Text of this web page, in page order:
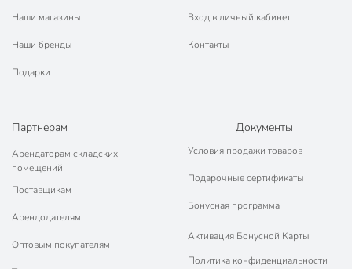
Наши магазины
Наши бренды
Подарки
Вход в личный кабинет
Контакты
Партнерам
Арендаторам складских
помещений
Поставщикам
Арендодателям
Оптовым покупателям
Документы
Условия продажи товаров
Подарочные сертификаты
Бонусная программа
Активация Бонусной Карты
Политика конфиденциальности